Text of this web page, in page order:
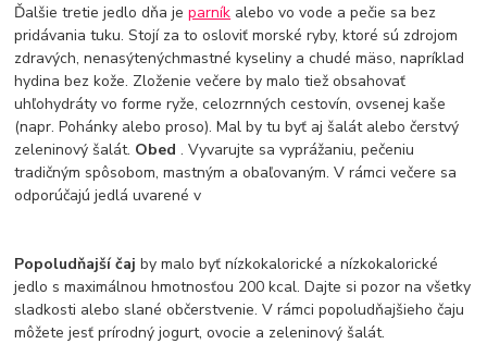
Ďalšie tretie jedlo dňa jeparník alebo vo vode a pečie sa bez
pridávania tuku. Stojí za to osloviť morské ryby, ktoré sú zdrojom
zdravých, nenasýtenýchmastné kyseliny a chudé mäso, napríklad
hydina bez kože. Zloženie večere by malo tiež obsahovať
uhľohydráty vo forme ryže, celozrnných cestovín, ovsenej kaše
(napr. Pohánky alebo proso). Mal by tu byť aj šalát alebo čerstvý
zeleninový šalát. Obed. Vyvarujte sa vyprážaniu, pečeniu
tradičným spôsobom, mastným a obaľovaným. V rámci večere sa
odporúčajú jedlá uvarené v
Popoludňajší čajby malo byť nízkokalorické a nízkokalorické
jedlo s maximálnou hmotnosťou 200 kcal. Dajte si pozor na všetky
sladkosti alebo slané občerstvenie. V rámci popoludňajšieho čaju
môžete jesť prírodný jogurt, ovocie a zeleninový šalát.